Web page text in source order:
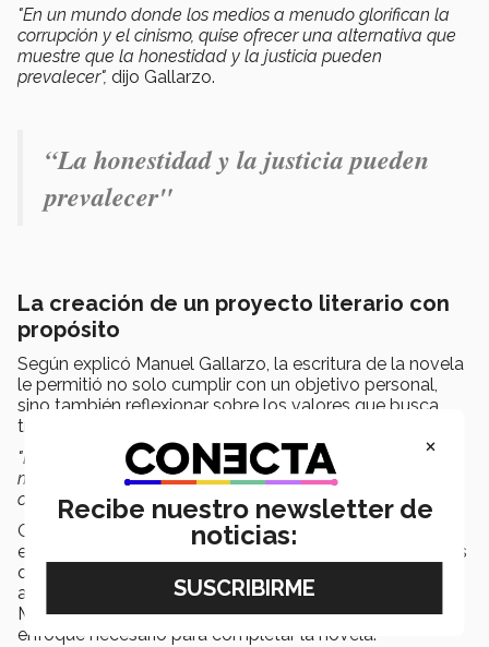
"En un mundo donde los medios a menudo glorifican la
corrupción y el cinismo, quise ofrecer una alternativa que
muestre que la honestidad y la justicia pueden
prevalecer", dijo Gallarzo.
“La honestidad y la justicia pueden
prevalecer"
La creación de un proyecto literario con
propósito
Según explicó Manuel Gallarzo, la escritura de la novela
le permitió no solo cumplir con un objetivo personal,
sino también reflexionar sobre los valores que busca
transmitir en su enseñanza.
"Este libro es una extensión de lo que intento impartir a
mis alumnos: que la ética y los principios no son
obstáculos, sino fortalezas", mencionó.
Gallarzo también destacó el apoyo que recibió de su
entorno académico, incluyendo a colegas y estudiantes
que lo animaron a seguir adelante con el proyecto. El
autor cree que su papel como educador en el Tec de
Monterrey fue clave para mantener la disciplina y el
enfoque necesario para completar la novela.
×
Recibe nuestro newsletter de
noticias: